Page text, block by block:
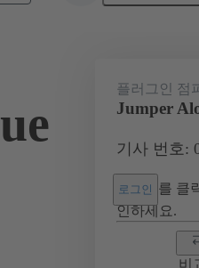
플러그인 점
Jumper
기사 번호:
로그인 를 클
인하세요.
비